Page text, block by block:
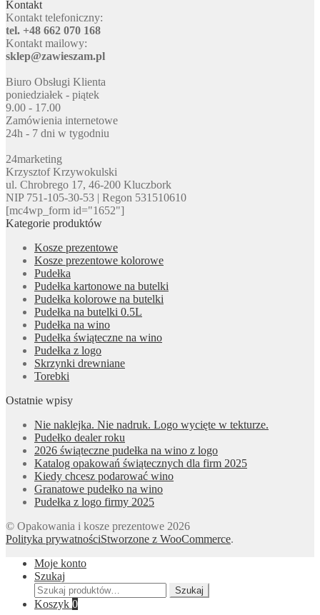
Kontakt
Kontakt telefoniczny:
tel. +48 662 070 168
Kontakt mailowy:
sklep@zawieszam.pl
Biuro Obsługi Klienta
poniedziałek - piątek
9.00 - 17.00
Zamówienia internetowe
24h - 7 dni w tygodniu
24marketing
Krzysztof Krzywokulski
ul. Chrobrego 17, 46-200 Kluczbork
NIP 751-105-30-53 | Regon 531510610
[mc4wp_form id="1652"]
Kategorie produktów
Kosze prezentowe
Kosze prezentowe kolorowe
Pudełka
Pudełka kartonowe na butelki
Pudełka kolorowe na butelki
Pudełka na butelki 0.5L
Pudełka na wino
Pudełka świąteczne na wino
Pudełka z logo
Skrzynki drewniane
Torebki
Ostatnie wpisy
Nie naklejka. Nie nadruk. Logo wycięte w tekturze.
Pudełko dealer roku
2026 świąteczne pudełka na wino z logo
Katalog opakowań świątecznych dla firm 2025
Kiedy chcesz podarować wino
Granatowe pudełko na wino
Pudełka z logo firmy 2025
© Opakowania i kosze prezentowe 2026
Polityka prywatnościStworzone z WooCommerce.
Moje konto
Szukaj
Szukaj:
Szukaj
Koszyk 0